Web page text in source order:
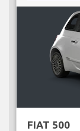
FIAT 500